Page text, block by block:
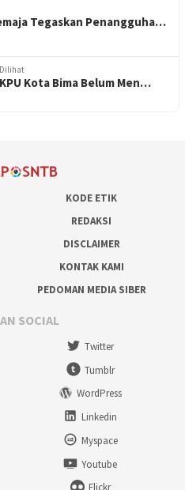
Tegaskan Penangguha…
Dilihat
Kota Bima Belum Men…
KODE ETIK
REDAKSI
DISCLAIMER
KONTAK KAMI
PEDOMAN MEDIA SIBER
SOCIAL
Twitter
Tumblr
WordPress
Linkedin
Myspace
Youtube